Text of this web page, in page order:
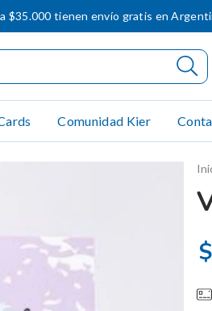
$35.000 tienen envío gratis en
Comunidad Kier